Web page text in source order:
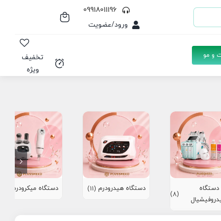
09918011196
ورود/عضویت
و مو
تخفیف
ویژه
دستگاه
(8)
دستگاه هیدرودرم (11) دستگاه میکرودرم